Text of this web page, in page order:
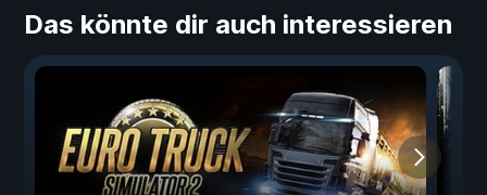
Das könnte dir auch interessieren